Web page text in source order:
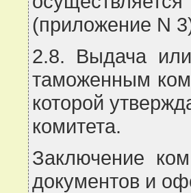
(приложение N
2.8. Выдача или
таможенным
которой
комитета.
Заключение
документов и